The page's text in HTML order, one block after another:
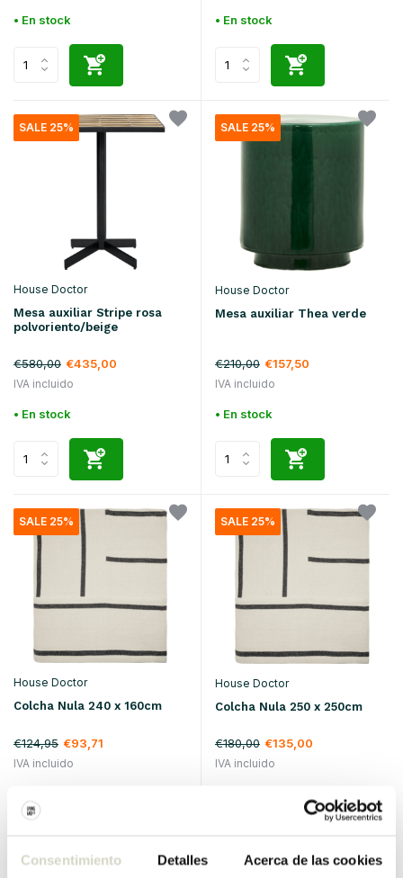
Consentimiento Detalles Acerca de las cookies
• En stock • En stock
SALE 25%
House Doctor
Mesa auxiliar Stripe rosa
polvoriento/beige
€580,00 €435,00
IVA incluido
• En stock
SALE 25%
House Doctor
Mesa auxiliar Thea verde
€210,00 €157,50
IVA incluido
• En stock
SALE 25%
House Doctor
Colcha Nula 240 x 160cm
€124,95 €93,71
IVA incluido
SALE 25%
House Doctor
Colcha Nula 250 x 250cm
€180,00 €135,00
IVA incluido